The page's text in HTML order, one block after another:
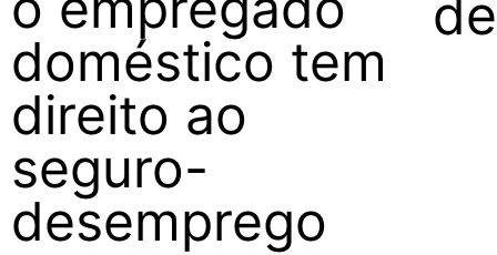
doméstico tem
direito ao
seguro-
desemprego